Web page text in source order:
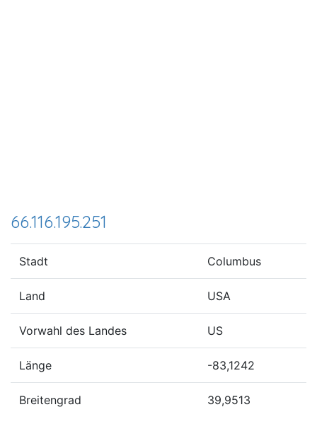
66.116.195.251
Stadt Columbus
Land USA
Vorwahl des Landes US
Länge -83,1242
Breitengrad 39,9513